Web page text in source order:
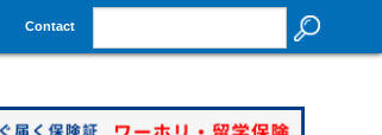
Contact